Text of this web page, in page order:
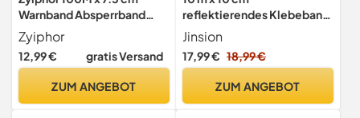
Warnband Absperrband
Gelb Schwarz,
Trassenwarnband,
Warnband Erdkabel mit
Reißfestes
Zyiphor
12,99 € gratis Versand
ZUM ANGEBOT
reflektierendes Klebeband,
rot und weiß,
selbstklebendes
Jinsion
17,99 € 18,99 €
ZUM ANGEBOT